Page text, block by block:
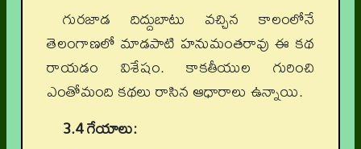
గురజాడ దిద్దుబాటు వచ్చిన కాలంలోనే
తెలంగాణలో మాడపాటి హనుమంతరావు ఈ కథ
రాయడం విశేషం. కాకతీయుల గురించి
ఎంతోమంది కథలు రాసిన ఆధారాలు ఉన్నాయి.
3.4 గేయాలు: